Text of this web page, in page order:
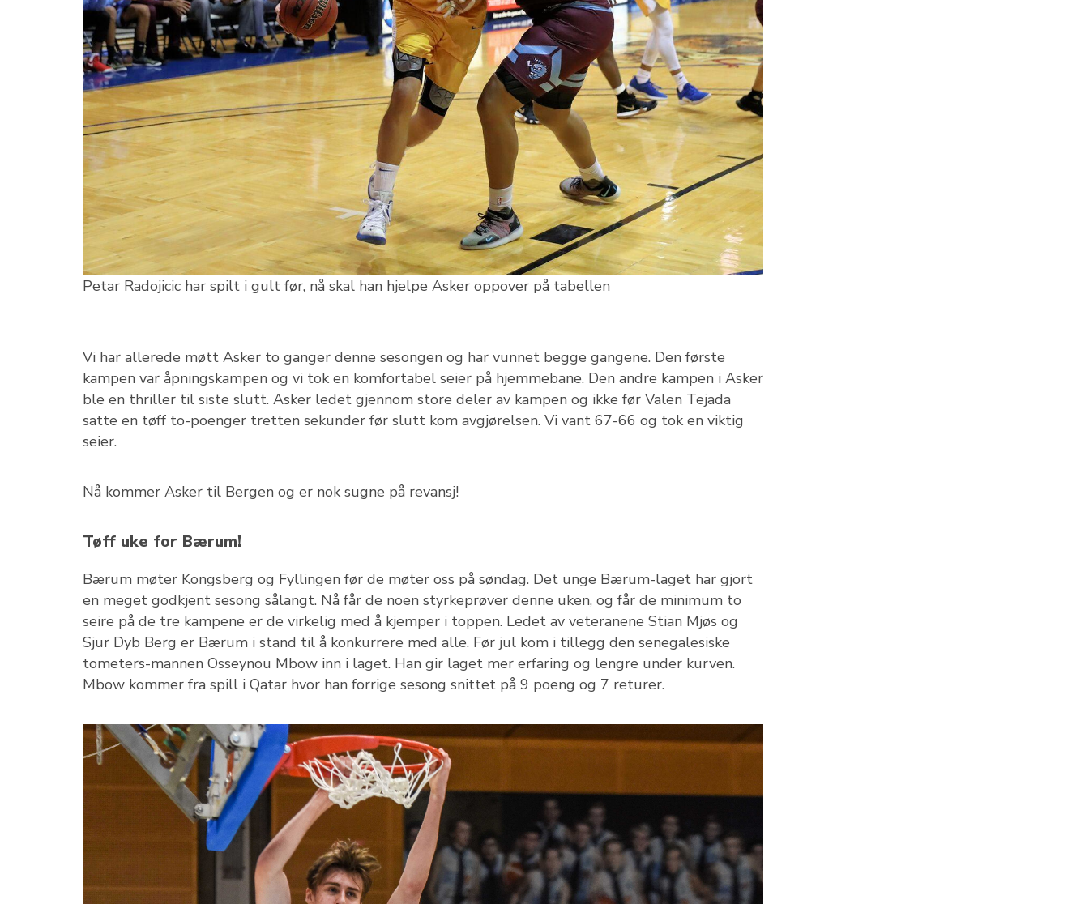
Petar Radojicic har spilt i gult før, nå skal han hjelpe Asker oppover på tabellen
Vi har allerede møtt Asker to ganger denne sesongen og har vunnet begge gangene. Den første
kampen var åpningskampen og vi tok en komfortabel seier på hjemmebane. Den andre kampen i Asker
ble en thriller til siste slutt. Asker ledet gjennom store deler av kampen og ikke før Valen Tejada
satte en tøff to-poenger tretten sekunder før slutt kom avgjørelsen. Vi vant 67-66 og tok en viktig
seier.
Nå kommer Asker til Bergen og er nok sugne på revansj!
Tøff uke for Bærum!
Bærum møter Kongsberg og Fyllingen før de møter oss på søndag. Det unge Bærum-laget har gjort
en meget godkjent sesong sålangt. Nå får de noen styrkeprøver denne uken, og får de minimum to
seire på de tre kampene er de virkelig med å kjemper i toppen. Ledet av veteranene Stian Mjøs og
Sjur Dyb Berg er Bærum i stand til å konkurrere med alle. Før jul kom i tillegg den senegalesiske
tometers-mannen Osseynou Mbow inn i laget. Han gir laget mer erfaring og lengre under kurven.
Mbow kommer fra spill i Qatar hvor han forrige sesong snittet på 9 poeng og 7 returer.